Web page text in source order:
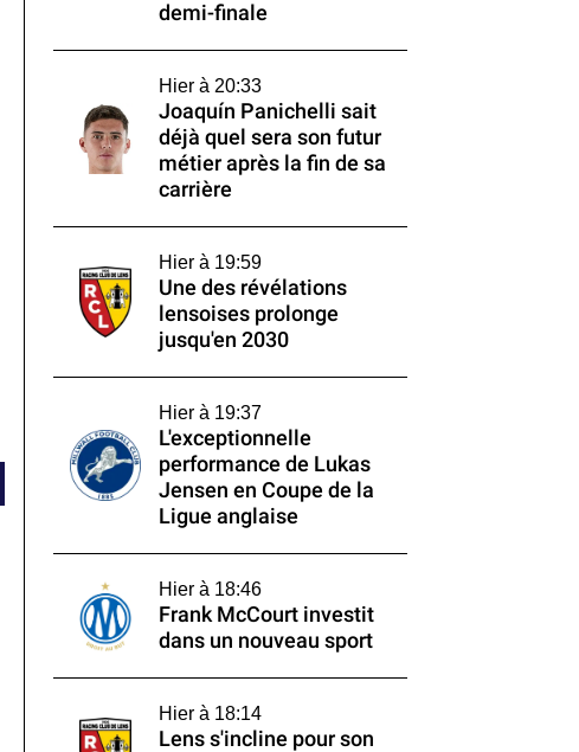
demi-finale
Hier à 20:33
Joaquín Panichelli sait
déjà quel sera son futur
métier après la fin de sa
carrière
Hier à 19:59
Une des révélations
lensoises prolonge
jusqu'en 2030
Hier à 19:37
L'exceptionnelle
performance de Lukas
Jensen en Coupe de la
Ligue anglaise
Hier à 18:46
Frank McCourt investit
dans un nouveau sport
Hier à 18:14
Lens s'incline pour son